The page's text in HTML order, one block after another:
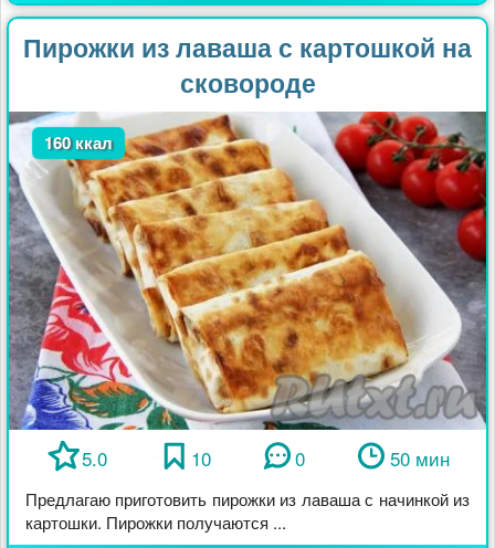
Пирожки из лаваша с картошкой на
сковороде
160 ккал
5.0 10 0 50 мин
Предлагаю приготовить пирожки из лаваша с начинкой из
картошки. Пирожки получаются ...